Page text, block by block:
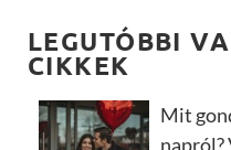
LEGUTÓBBI
CIKKEK
Mit
napról?